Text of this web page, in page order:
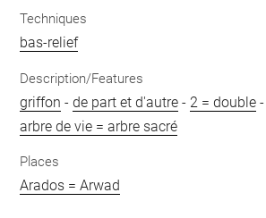
Techniques
bas-relief
Description/Features
griffon -de part et d'autre - 2 = double
arbre de vie = arbre sacré
Places
Arados = Arwad